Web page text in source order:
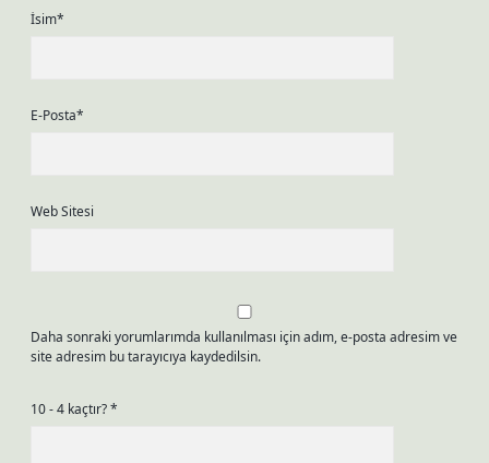
İsim*
E-Posta*
Web Sitesi
Daha sonraki yorumlarımda kullanılması için adım, e-posta adresim ve
site adresim bu tarayıcıya kaydedilsin.
10 - 4 kaçtır?*